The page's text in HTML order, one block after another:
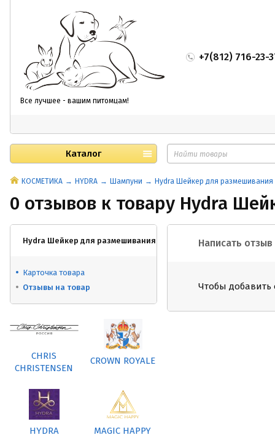
Все лучшее - вашим питомцам!
+7(812) 716-23-
Каталог
КОСМЕТИКА HYDRA Шампуни Hydra Шейкер для размешивания
0 отзывов к товару Hydra
Hydra Шейкер для размешивания косметики
Карточка товара
Отзывы на товар
CHRIS
CHRISTENSEN
CROWN ROYALE
HYDRA MAGIC HAPPY
Написать отзыв
Чтобы добавить